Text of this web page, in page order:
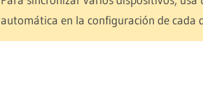
automática en la configuración de cada